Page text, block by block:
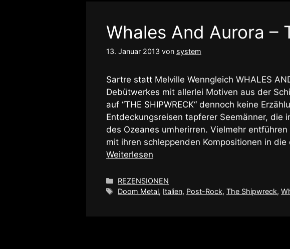
Whales And Aurora –
13. Januar 2013 von system
Sartre statt Melville Wenngleich WHALES
Debütwerkes mit allerlei Motiven aus der
auf “THE SHIPWRECK“ dennoch keine
Entdeckungsreisen tapferer Seemänner, die
des Ozeanes umherirren. Vielmehr
mit ihren schleppenden Kompositionen in
Weiterlesen
Kategorien
REZENSIONEN
Schlagwörter
Doom Metal, Italien, Post-Rock,The Shipwreck,